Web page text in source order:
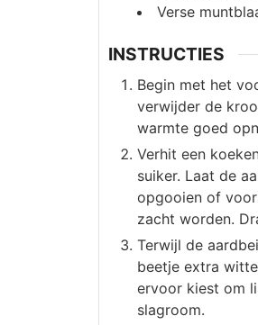
Verse
INSTRUCTIES
Begin met het
verwijder de
warmte goed
Verhit een
suiker. Laat de
opgooien of
zacht worden.
Terwijl de
beetje extra
ervoor kiest om
slagroom.